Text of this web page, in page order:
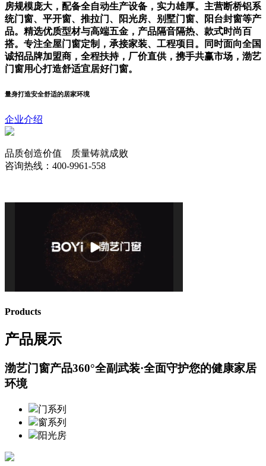
房规模庞大，配备全自动生产设备，实力雄厚。主营断桥铝系
统门窗、平开窗、推拉门、阳光房、别墅门窗、阳台封窗等产
品。精选优质型材与高端五金，产品隔音隔热、款式时尚百
搭。专注全屋门窗定制，承接家装、工程项目。同时面向全国
诚招品牌加盟商，全程扶持，厂价直供，携手共赢市场，渤艺
门窗用心打造舒适宜居好门窗。
量身打造安全舒适的居家环境
企业介绍
品质创造价值 质量铸就成败
咨询热线：400-9961-558
Products
产品展示
渤艺门窗产品360°全副武装·全面守护您的健康家居
环境
门系列
窗系列
阳光房